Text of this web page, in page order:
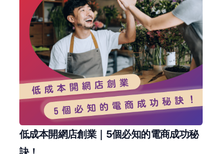
低成本開網店創業｜5個必知的電商成功秘